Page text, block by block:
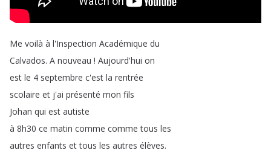
Me voilà à l'Inspection Académique du
Calvados. A nouveau ! Aujourd'hui on
est le 4 septembre c'est la rentrée
scolaire et j'ai présenté mon fils
Johan qui est autiste
à 8h30 ce matin comme comme tous les
autres enfants et tous les autres élèves.